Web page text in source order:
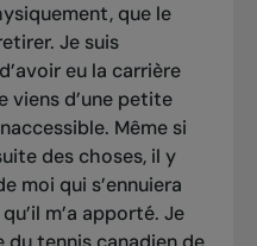
que le
Je suis
eu la carrière
viens d’une petite
Même si
des choses, il y
moi qui s’ennuiera
m’a apporté. Je